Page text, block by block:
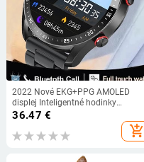
2022 Nové EKG+PPG AMOLED
displej Inteligentné hodinky
Bluetooth volanie Prehrávač hudby
vodotesné luxusné inteligentné
36.47 €
add_shopping_cart